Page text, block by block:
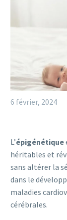
6 février, 2024
L’épigénétique
héritables et
sans altérer la
dans le
maladies
cérébrales.